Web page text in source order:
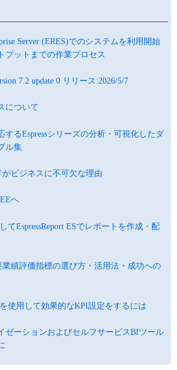
Server (ERES)でのシステムを利用開始
プットまでの作業プロセス
7.2 update 0 リリース:2026/5/7
について
するEspressシリーズの分析・可視化したダ
ル集
ビジネスに不可欠な理由
へ
てEspressReport ESでレポートを作成・配
績評価指標の選び方・活用法・成功への
使用して効果的なKPI設定をするには
ゼーションおよびセルフサービスBIツール